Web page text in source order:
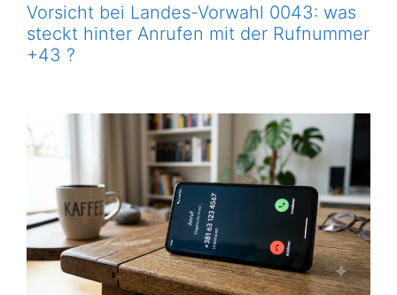
Vorsicht bei Landes-Vorwahl 0043: was
steckt hinter Anrufen mit der Rufnummer
+43 ?